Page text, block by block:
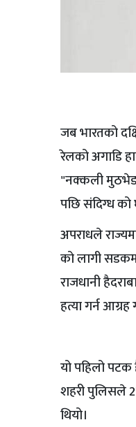
जब भारतको
रेलको अगाडि
"नक्कली मुठभेड"
पछि संदिग्ध को
अपराधले
को लागी
राजधानी
हत्या गर्न
यो पहिलो पटक
शहरी पुलिसले
थियो।